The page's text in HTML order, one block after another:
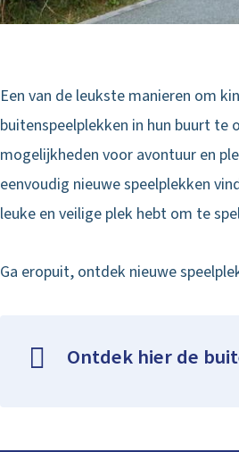
Een van de leukste manieren om
buitenspeelplekken in hun buurt te
mogelijkheden voor avontuur en
eenvoudig nieuwe speelplekken
leuke en veilige plek hebt om te
Ga eropuit, ontdek nieuwe
Ontdek hier de